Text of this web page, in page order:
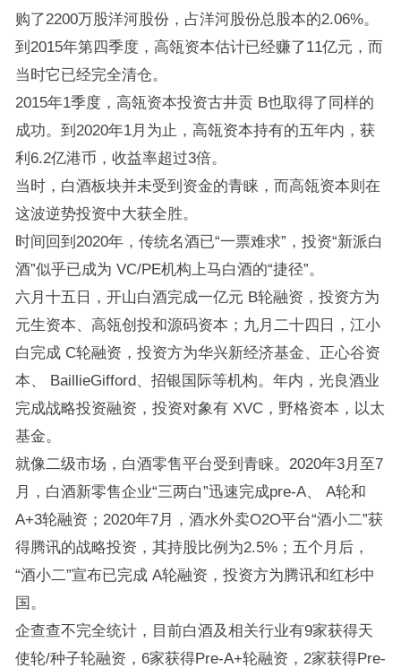
购了2200万股洋河股份，占洋河股份总股本的2.06%。
到2015年第四季度，高瓴资本估计已经赚了11亿元，而
当时它已经完全清仓。
2015年1季度，高瓴资本投资古井贡 B也取得了同样的
成功。到2020年1月为止，高瓴资本持有的五年内，获
利6.2亿港币，收益率超过3倍。
当时，白酒板块并未受到资金的青睐，而高瓴资本则在
这波逆势投资中大获全胜。
时间回到2020年，传统名酒已“一票难求”，投资“新派白
酒”似乎已成为 VC/PE机构上马白酒的“捷径”。
六月十五日，开山白酒完成一亿元 B轮融资，投资方为
元生资本、高瓴创投和源码资本；九月二十四日，江小
白完成 C轮融资，投资方为华兴新经济基金、正心谷资
本、 BaillieGifford、招银国际等机构。年内，光良酒业
完成战略投资融资，投资对象有 XVC，野格资本，以太
基金。
就像二级市场，白酒零售平台受到青睐。2020年3月至7
月，白酒新零售企业“三两白”迅速完成pre-A、 A轮和
A+3轮融资；2020年7月，酒水外卖O2O平台“酒小二”获
得腾讯的战略投资，其持股比例为2.5%；五个月后，
“酒小二”宣布已完成 A轮融资，投资方为腾讯和红杉中
国。
企查查不完全统计，目前白酒及相关行业有9家获得天
使轮/种子轮融资，6家获得Pre-A+轮融资，2家获得Pre-